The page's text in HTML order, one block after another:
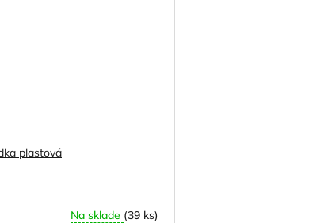
plastová
Na sklade (39 ks)